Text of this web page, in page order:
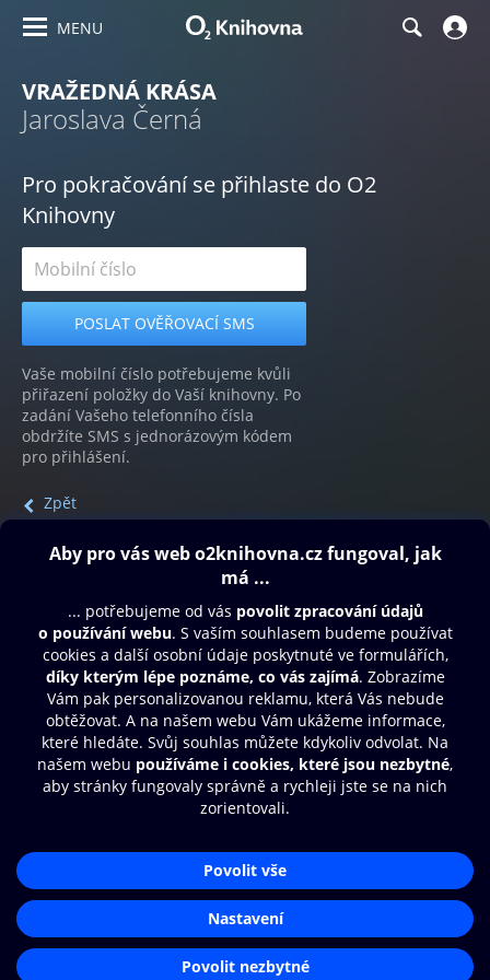
MENU
VRAŽEDNÁ KRÁSA
Jaroslava Černá
Pro pokračování se přihlaste do O2
Knihovny
Vaše mobilní číslo potřebujeme kvůli
přiřazení položky do Vaší knihovny. Po
zadání Vašeho telefonního čísla
obdržíte SMS s jednorázovým kódem
pro přihlášení.
Zpět
Obsah ke stažení
Moje O2 Knihovna
Další zábava
© O2 Czech Republic a.s.
Přístupnost
Zásady zpracování osobních údajů
Nastavení cookies
Aplikace O2 Knihovna
Čti a poslouchej své e-knihy a
audioknihy rychleji a pohodlněji.